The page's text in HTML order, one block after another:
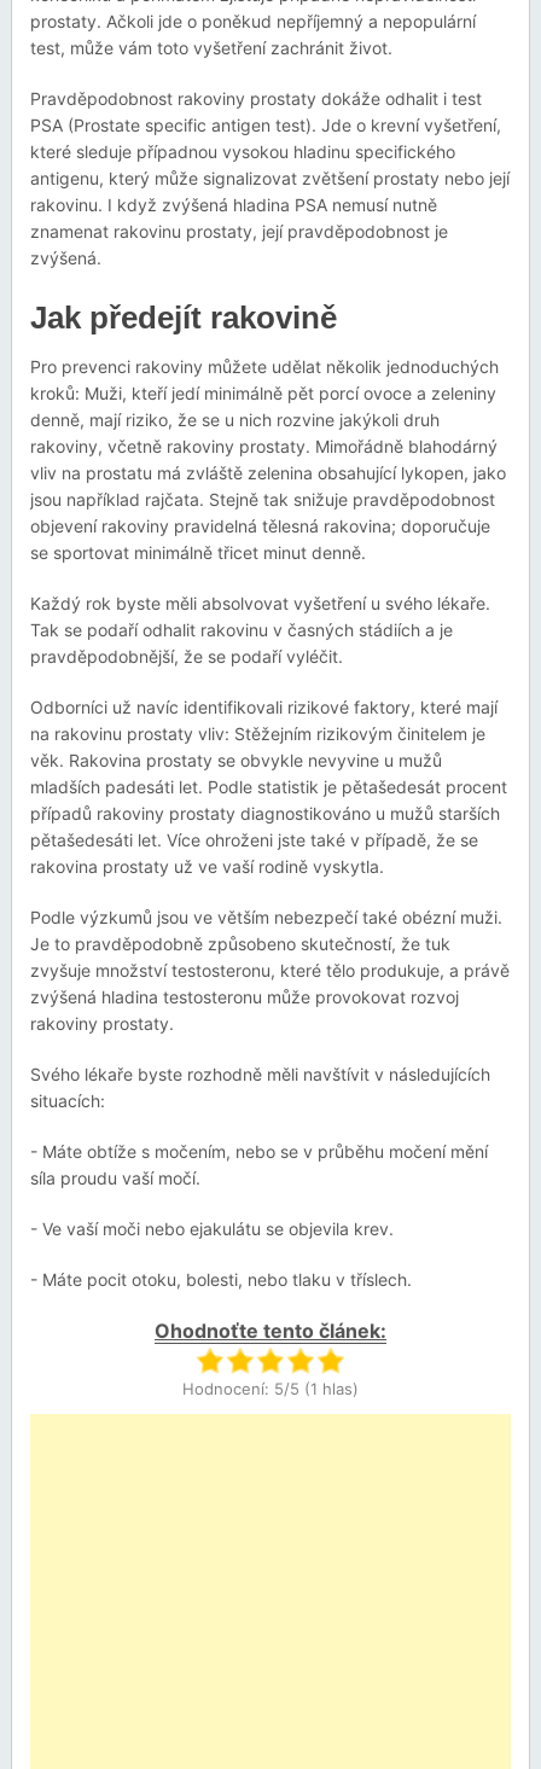
prostaty. Ačkoli jde o poněkud nepříjemný a nepopulární
test, může vám toto vyšetření zachránit život.
Pravděpodobnost rakoviny prostaty dokáže odhalit i test
PSA (Prostate specific antigen test). Jde o krevní vyšetření,
které sleduje případnou vysokou hladinu specifického
antigenu, který může signalizovat zvětšení prostaty nebo její
rakovinu. I když zvýšená hladina PSA nemusí nutně
znamenat rakovinu prostaty, její pravděpodobnost je
zvýšená.
Jak předejít rakovině
Pro prevenci rakoviny můžete udělat několik jednoduchých
kroků: Muži, kteří jedí minimálně pět porcí ovoce a zeleniny
denně, mají riziko, že se u nich rozvine jakýkoli druh
rakoviny, včetně rakoviny prostaty. Mimořádně blahodárný
vliv na prostatu má zvláště zelenina obsahující lykopen, jako
jsou například rajčata. Stejně tak snižuje pravděpodobnost
objevení rakoviny pravidelná tělesná rakovina; doporučuje
se sportovat minimálně třicet minut denně.
Každý rok byste měli absolvovat vyšetření u svého lékaře.
Tak se podaří odhalit rakovinu v časných stádiích a je
pravděpodobnější, že se podaří vyléčit.
Odborníci už navíc identifikovali rizikové faktory, které mají
na rakovinu prostaty vliv: Stěžejním rizikovým činitelem je
věk. Rakovina prostaty se obvykle nevyvine u mužů
mladších padesáti let. Podle statistik je pětašedesát procent
případů rakoviny prostaty diagnostikováno u mužů starších
pětašedesáti let. Více ohroženi jste také v případě, že se
rakovina prostaty už ve vaší rodině vyskytla.
Podle výzkumů jsou ve větším nebezpečí také obézní muži.
Je to pravděpodobně způsobeno skutečností, že tuk
zvyšuje množství testosteronu, které tělo produkuje, a právě
zvýšená hladina testosteronu může provokovat rozvoj
rakoviny prostaty.
Svého lékaře byste rozhodně měli navštívit v následujících
situacích:
- Máte obtíže s močením, nebo se v průběhu močení mění
síla proudu vaší močí.
- Ve vaší moči nebo ejakulátu se objevila krev.
- Máte pocit otoku, bolesti, nebo tlaku v tříslech.
Ohodnoťte tento článek:
Hodnocení: 5/5 (1 hlas)